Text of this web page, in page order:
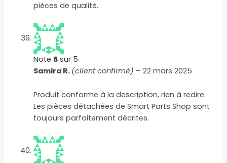
pièces de qualité.
Note 5 sur 5
Samira R. (client confirmé) – 22 mars 2025
Produit conforme à la description, rien à redire.
Les pièces détachées de Smart Parts Shop sont
toujours parfaitement décrites.